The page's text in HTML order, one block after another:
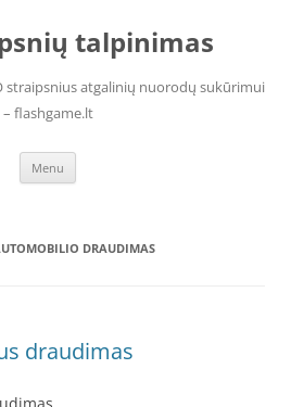
talpinimas
straipsnius atgalinių nuorodų sukūrimui
– flashgame.lt
Menu
DRAUDIMAS
draudimas